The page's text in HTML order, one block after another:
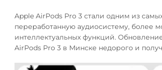
Apple AirPods Pro 3 стали одним из
переработанную аудиосистему,
интеллектуальных функций.
AirPods Pro 3 в Минске недорого и